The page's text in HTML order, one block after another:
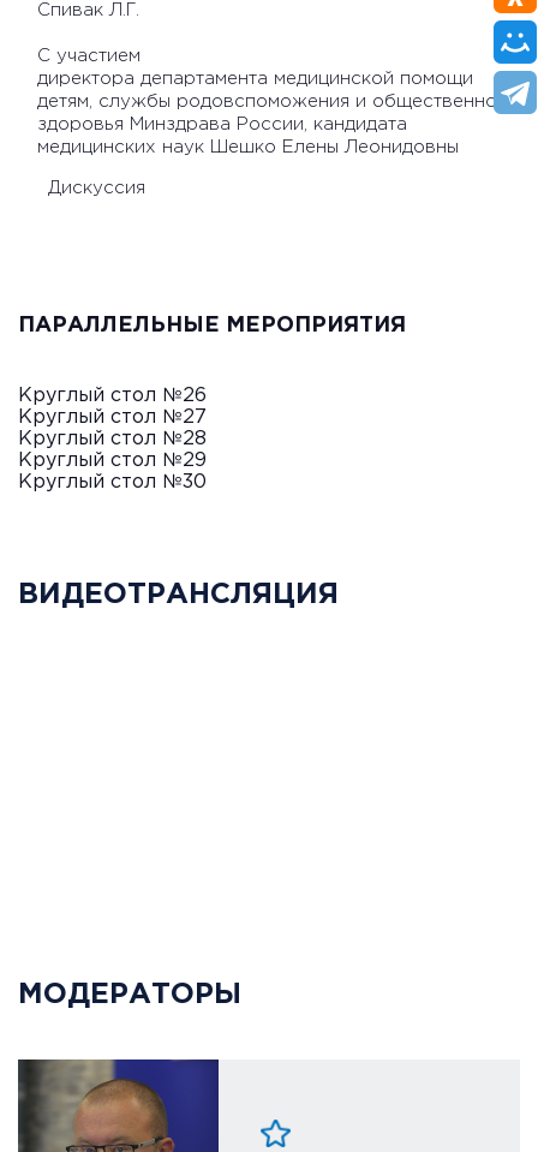
Спивак Л.Г.
С участием
директора департамента медицинской помощи
детям, службы родовспоможения и общественного
здоровья Минздрава России, кандидата
медицинских наук Шешко Елены Леонидовны
Дискуссия
ПАРАЛЛЕЛЬНЫЕ МЕРОПРИЯТИЯ
Круглый стол №26
Круглый стол №27
Круглый стол №28
Круглый стол №29
Круглый стол №30
ВИДЕОТРАНСЛЯЦИЯ
МОДЕРАТОРЫ